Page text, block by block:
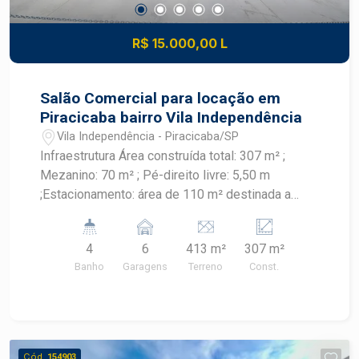
R$ 15.000,00 L
Salão Comercial para locação em
Piracicaba bairro Vila Independência
Vila Independência - Piracicaba/SP
Infraestrutura Área construída total: 307 m² ;
Mezanino: 70 m² ; Pé-direito livre: 5,50 m
;Estacionamento: área de 110 m² destinada a
adaptados para cadeirantes, conforme normas
vigentes de acessibilidade Estrutura e
Acabamento Paredes: rebocadas, aptas para
(PNE), com revestimento em azulejo no piso e
4
Banho
6
Garagens
413 m²
Terreno
307 m²
Const.
Cód.